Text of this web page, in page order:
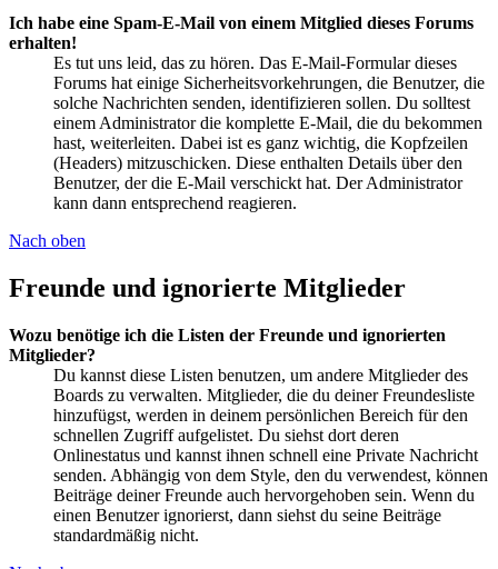
Ich habe eine Spam-E-Mail von einem Mitglied dieses Forums
erhalten!
Es tut uns leid, das zu hören. Das E-Mail-Formular dieses
Forums hat einige Sicherheitsvorkehrungen, die Benutzer, die
solche Nachrichten senden, identifizieren sollen. Du solltest
einem Administrator die komplette E-Mail, die du bekommen
hast, weiterleiten. Dabei ist es ganz wichtig, die Kopfzeilen
(Headers) mitzuschicken. Diese enthalten Details über den
Benutzer, der die E-Mail verschickt hat. Der Administrator
kann dann entsprechend reagieren.
Nach oben
Freunde und ignorierte Mitglieder
Wozu benötige ich die Listen der Freunde und ignorierten
Mitglieder?
Du kannst diese Listen benutzen, um andere Mitglieder des
Boards zu verwalten. Mitglieder, die du deiner Freundesliste
hinzufügst, werden in deinem persönlichen Bereich für den
schnellen Zugriff aufgelistet. Du siehst dort deren
Onlinestatus und kannst ihnen schnell eine Private Nachricht
senden. Abhängig von dem Style, den du verwendest, können
Beiträge deiner Freunde auch hervorgehoben sein. Wenn du
einen Benutzer ignorierst, dann siehst du seine Beiträge
standardmäßig nicht.